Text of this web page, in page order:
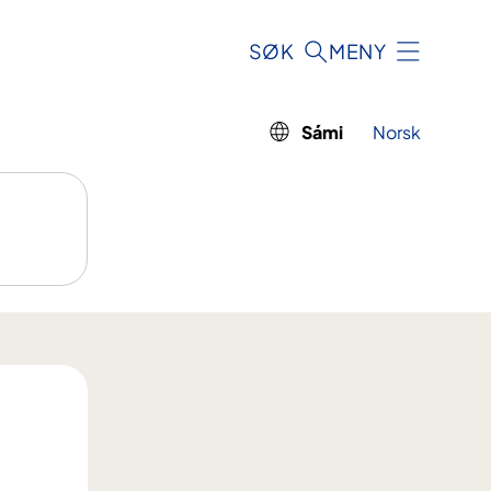
SØK MENY
Sámi Norsk